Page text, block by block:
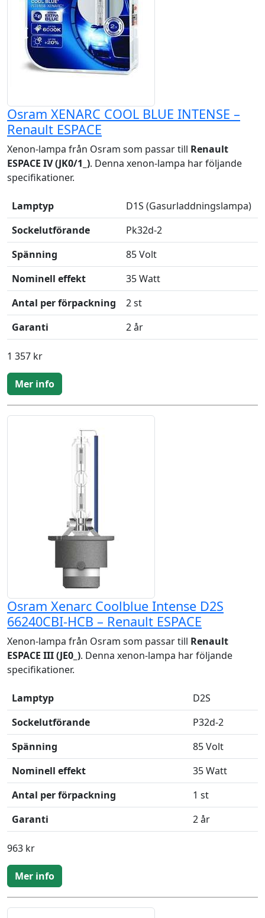
Osram XENARC COOL BLUE INTENSE –
Renault ESPACE
Xenon-lampa från Osram som passar till Renault
ESPACE IV (JK0/1_). Denna xenon-lampa har följande
specifikationer.
Lamptyp
D1S (Gasurladdningslampa)
Sockelutförande
Pk32d-2
Spänning
85 Volt
Nominell effekt
35 Watt
Antal per förpackning
2 st
Garanti
2 år
1 357 kr
Mer info
Osram Xenarc Coolblue Intense D2S
66240CBI-HCB – Renault ESPACE
Xenon-lampa från Osram som passar till Renault
ESPACE III (JE0_). Denna xenon-lampa har följande
specifikationer.
Lamptyp
D2S
Sockelutförande
P32d-2
Spänning
85 Volt
Nominell effekt
35 Watt
Antal per förpackning
1 st
Garanti
2 år
963 kr
Mer info